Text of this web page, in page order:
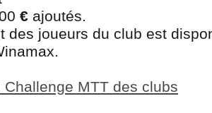
€ ajoutés.
des joueurs du club est
Challenge MTT des clubs